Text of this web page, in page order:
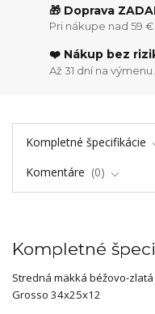
🎁 Doprava
Pri nákupe nad 59
❤️ Nákup bez
Až 31 dní na
Kompletné špecifikácie
Komentáre
0
Kompletné
Stredná mäkká béžovo-
Grosso 34x25x12